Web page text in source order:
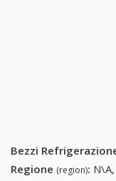
Bezzi
Regione (region):